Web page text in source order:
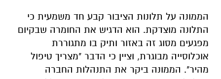
הממונה על תלונות הציבור קבע חד משמעית כי
התלונה מוצדקת. הוא הדגיש את החומרה שבקיום
מפגעים מסוג זה באזור ותיק בו מתגוררת
אוכלוסייה מבוגרת, וציין כי הדבר "מצריך טיפול
מהיר". הממונה ביקר את התנהלות החברה